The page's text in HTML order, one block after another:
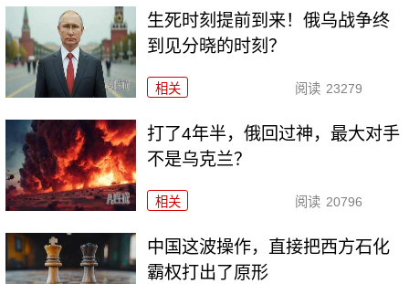
生死时刻提前到来！俄乌战争终
到见分晓的时刻？
相关 阅读 23279
打了4年半，俄回过神，最大对手
不是乌克兰？
相关 阅读 20796
中国这波操作，直接把西方石化
霸权打出了原形